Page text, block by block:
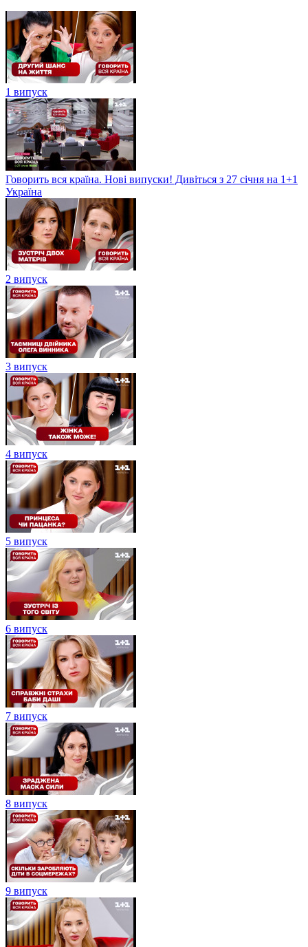
1 випуск
Говорить вся країна. Нові випуски! Дивіться з 27 січня на 1+1
Україна
2 випуск
3 випуск
4 випуск
5 випуск
6 випуск
7 випуск
8 випуск
9 випуск